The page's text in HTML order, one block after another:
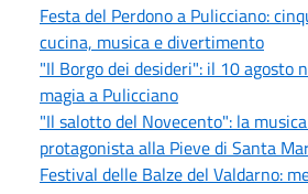
Festa del Perdono a Pulicciano:
cucina, musica e divertimento
"Il Borgo dei desideri": il 10 agosto
magia a Pulicciano
"Il salotto del Novecento": la
protagonista alla Pieve di Santa
Festival delle Balze del Valdarno: